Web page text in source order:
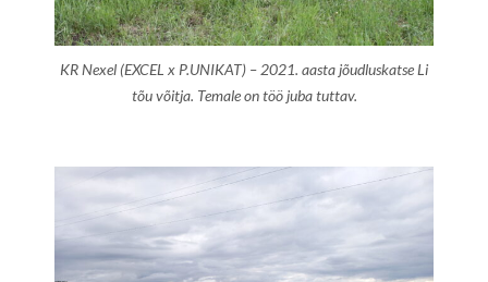
KR Nexel (EXCEL x P.UNIKAT) – 2021. aasta jõudluskatse Li
tõu võitja. Temale on töö juba tuttav.